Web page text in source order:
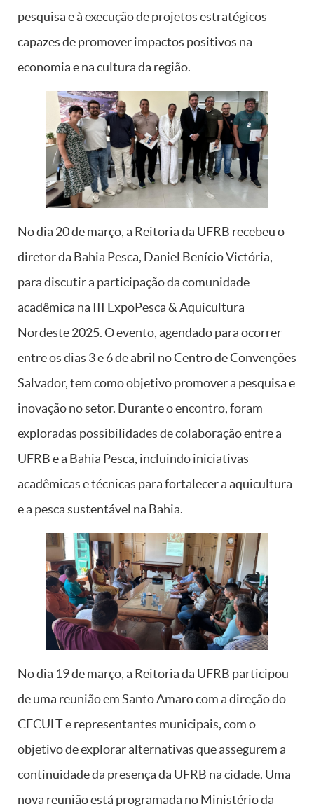
pesquisa e à execução de projetos estratégicos
capazes de promover impactos positivos na
economia e na cultura da região.
No dia 20 de março, a Reitoria da UFRB recebeu o
diretor da Bahia Pesca, Daniel Benício Victória,
para discutir a participação da comunidade
acadêmica na III ExpoPesca & Aquicultura
Nordeste 2025. O evento, agendado para ocorrer
entre os dias 3 e 6 de abril no Centro de Convenções
Salvador, tem como objetivo promover a pesquisa e
inovação no setor. Durante o encontro, foram
exploradas possibilidades de colaboração entre a
UFRB e a Bahia Pesca, incluindo iniciativas
acadêmicas e técnicas para fortalecer a aquicultura
e a pesca sustentável na Bahia.
No dia 19 de março, a Reitoria da UFRB participou
de uma reunião em Santo Amaro com a direção do
CECULT e representantes municipais, com o
objetivo de explorar alternativas que assegurem a
continuidade da presença da UFRB na cidade. Uma
nova reunião está programada no Ministério da